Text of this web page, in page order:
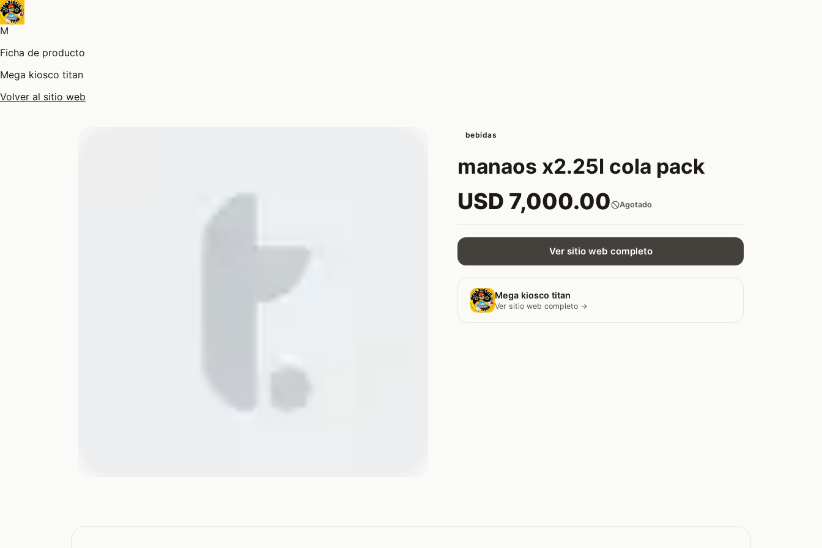
M
Ficha de producto
Mega kiosco titan
Volver al sitio web
bebidas
manaos x2.25l cola pack
USD 7,000.00 Agotado
Ver sitio web completo
Mega kiosco titan
Ver sitio web completo →